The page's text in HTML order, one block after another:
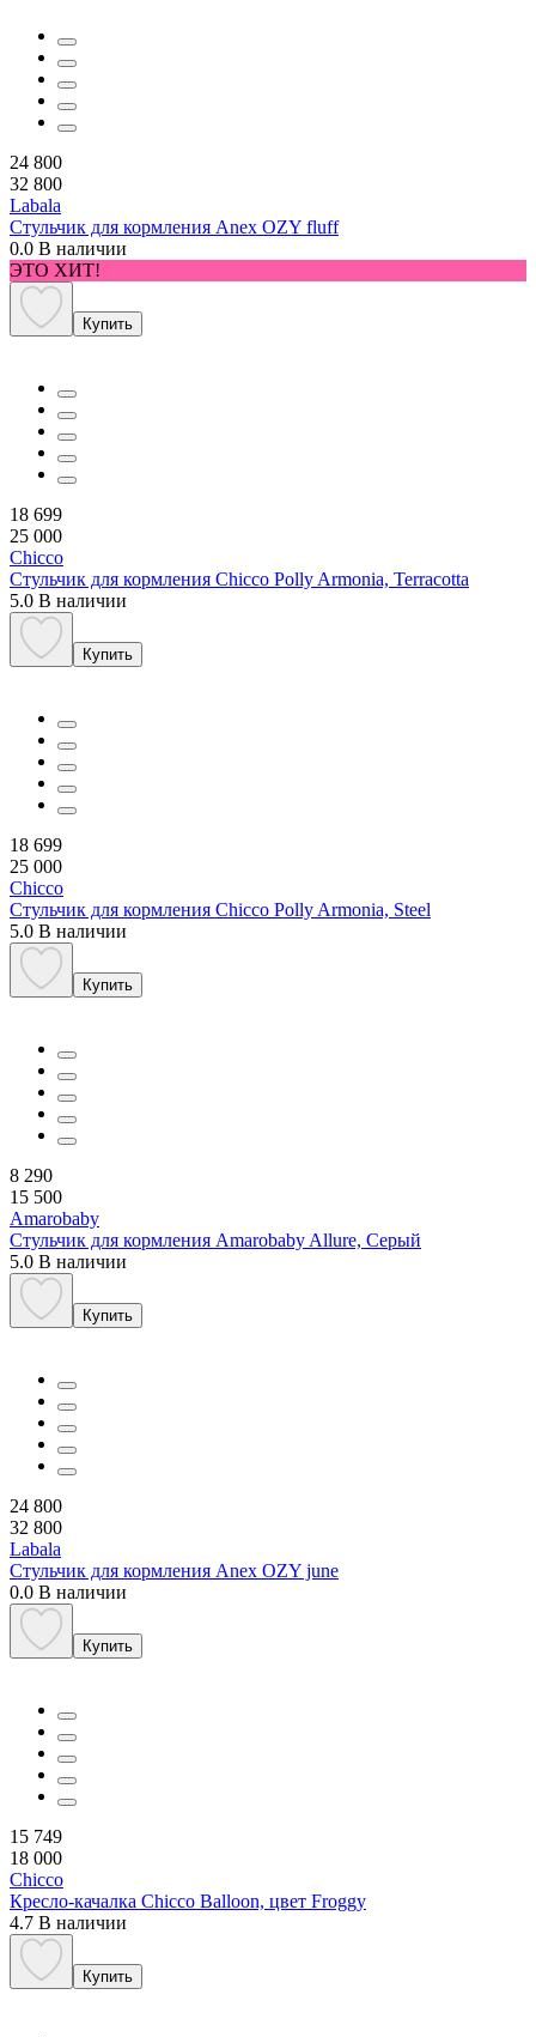
24 800
32 800
Labala
Стульчик для кормления Anex OZY fluff
0.0 В наличии
ЭТО ХИТ!
Купить
18 699
25 000
Chicco
Стульчик для кормления Chicco Polly Armonia, Terracotta
5.0 В наличии
Купить
18 699
25 000
Chicco
Стульчик для кормления Chicco Polly Armonia, Steel
5.0 В наличии
Купить
8 290
15 500
Amarobaby
Стульчик для кормления Amarobaby Allure, Серый
5.0 В наличии
Купить
24 800
32 800
Labala
Стульчик для кормления Anex OZY june
0.0 В наличии
Купить
15 749
18 000
Chicco
Кресло-качалка Chicco Balloon, цвет Froggy
4.7 В наличии
Купить